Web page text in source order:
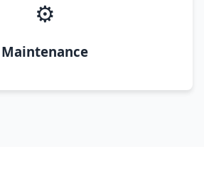
⚙️
Maintenance